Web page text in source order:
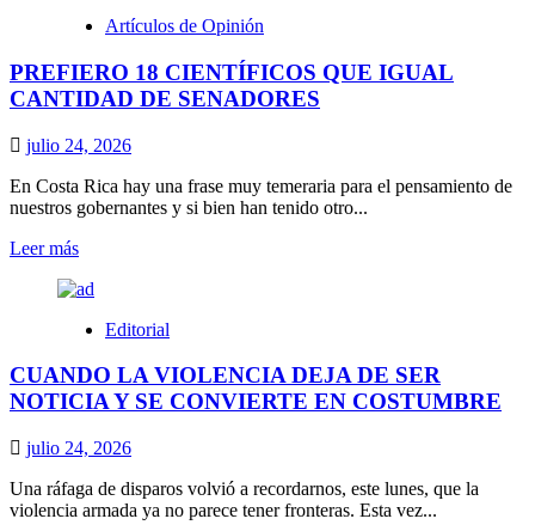
Obligatoria
Artículos de Opinión
PREFIERO 18 CIENTÍFICOS QUE IGUAL
CANTIDAD DE SENADORES
julio 24, 2026
En Costa Rica hay una frase muy temeraria para el pensamiento de
nuestros gobernantes y si bien han tenido otro...
Leer másLeer
sobre
18
QUE
IGUAL
DE
SENADORES
Editorial
CUANDO LA VIOLENCIA DEJA DE SER
NOTICIA Y SE CONVIERTE EN COSTUMBRE
julio 24, 2026
Una ráfaga de disparos volvió a recordarnos, este lunes, que la
violencia armada ya no parece tener fronteras. Esta vez...